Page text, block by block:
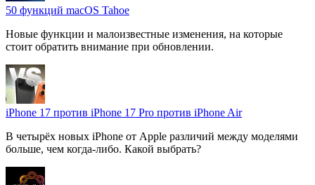
50 функций macOS Tahoe
Новые функции и малоизвестные изменения, на которые
стоит обратить внимание при обновлении.
iPhone 17 против iPhone 17 Pro против iPhone Air
В четырёх новых iPhone от Apple различий между моделями
больше, чем когда-либо. Какой выбрать?